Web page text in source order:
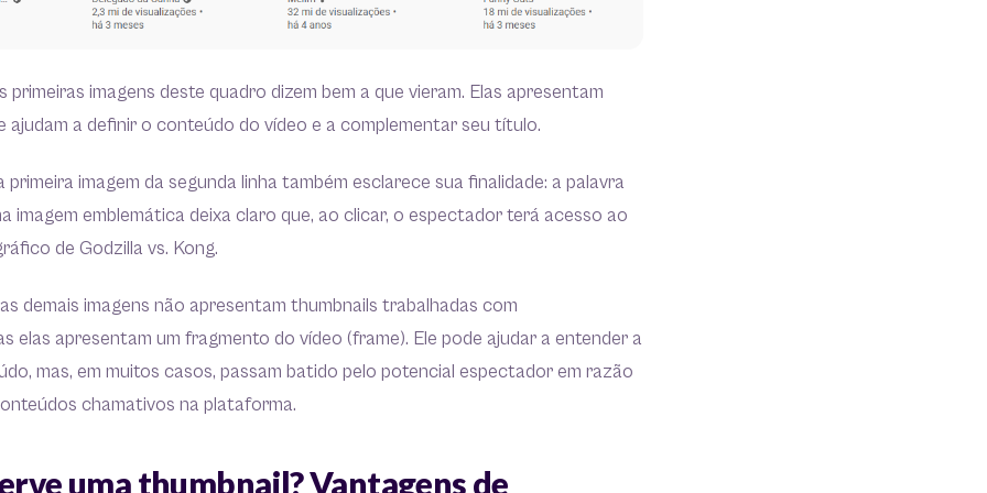
primeiras imagens deste quadro dizem bem a que vieram. Elas apresentam
ajudam a definir o conteúdo do vídeo e a complementar seu título.
primeira imagem da segunda linha também esclarece sua finalidade: a palavra
imagem emblemática deixa claro que, ao clicar, o espectador terá acesso ao
de Godzilla vs. Kong.
demais imagens não apresentam thumbnails trabalhadas com
elas apresentam um fragmento do vídeo (frame). Ele pode ajudar a entender a
mas, em muitos casos, passam batido pelo potencial espectador em razão
chamativos na plataforma.
uma thumbnail? Vantagens de